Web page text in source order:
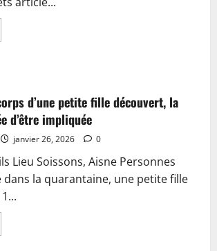
d’une petite fille découvert, la
d’être impliquée
janvier 26, 2026 0
Lieu Soissons, Aisne Personnes
dans la quarantaine, une petite fille